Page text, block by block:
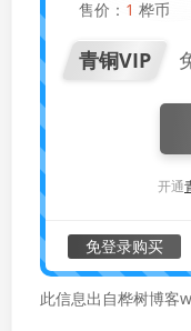
售价： 1 桦币
青铜VIP
开通
免登录购买
此信息出自桦树博